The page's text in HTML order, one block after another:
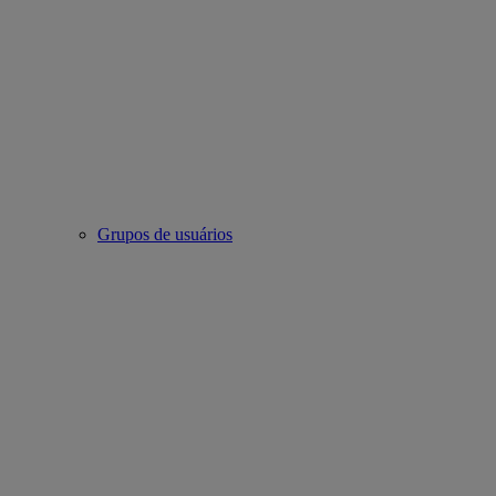
Grupos de usuários